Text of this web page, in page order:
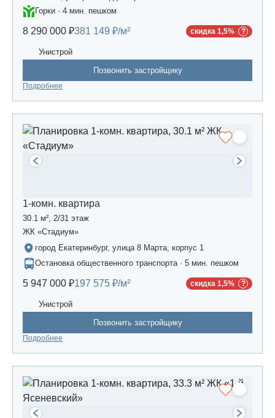
Горки · 4 мин. пешком
8 290 000 ₽381 149 ₽/м² скидка 1,5%
Унистрой
Позвонить застройщику
Подробнее
1-комн. квартира
30.1 м², 2/31 этаж
ЖК «Стадиум»
город Екатеринбург, улица 8 Марта, корпус 1
Остановка общественного транспорта · 5 мин. пешком
5 947 000 ₽197 575 ₽/м² скидка 1,5%
Унистрой
Позвонить застройщику
Подробнее